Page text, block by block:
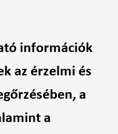
információk
az érzelmi és
a
a